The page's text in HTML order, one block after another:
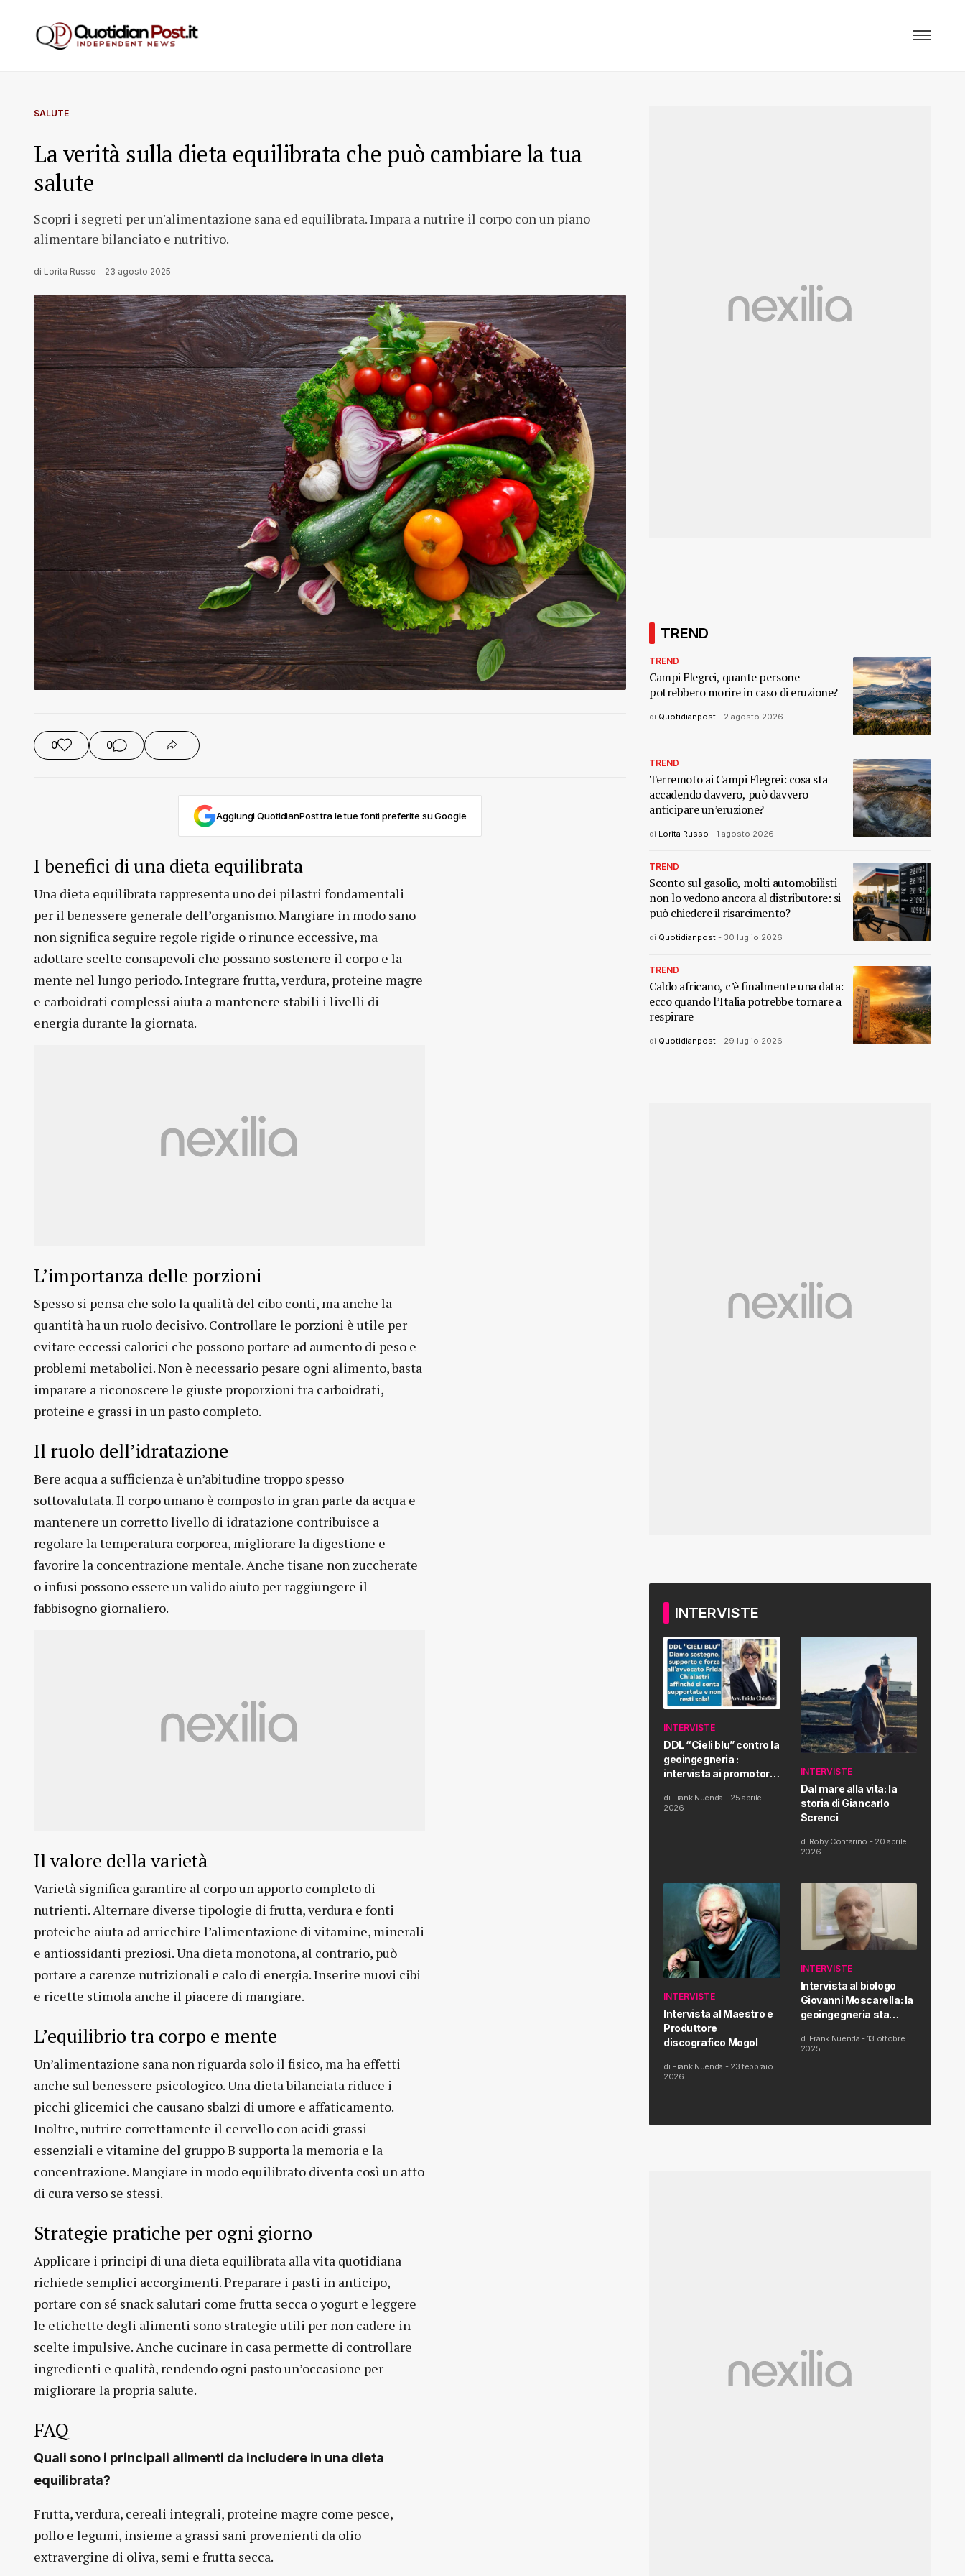
SALUTE
La verità sulla dieta equilibrata che può cambiare la tua
salute
Scopri i segreti per un'alimentazione sana ed equilibrata. Impara a nutrire il corpo con un piano
alimentare bilanciato e nutritivo.
di Lorita Russo - 23 agosto 2025
0 0
Aggiungi QuotidianPost tra le tue fonti preferite su Google
I benefici di una dieta equilibrata
Una dieta equilibrata rappresenta uno dei pilastri fondamentali
per il benessere generale dell’organismo. Mangiare in modo sano
non significa seguire regole rigide o rinunce eccessive, ma
adottare scelte consapevoli che possano sostenere il corpo e la
mente nel lungo periodo. Integrare frutta, verdura, proteine magre
e carboidrati complessi aiuta a mantenere stabili i livelli di
energia durante la giornata.
L’importanza delle porzioni
Spesso si pensa che solo la qualità del cibo conti, ma anche la
quantità ha un ruolo decisivo. Controllare le porzioni è utile per
evitare eccessi calorici che possono portare ad aumento di peso e
problemi metabolici. Non è necessario pesare ogni alimento, basta
imparare a riconoscere le giuste proporzioni tra carboidrati,
proteine e grassi in un pasto completo.
Il ruolo dell’idratazione
Bere acqua a sufficienza è un’abitudine troppo spesso
sottovalutata. Il corpo umano è composto in gran parte da acqua e
mantenere un corretto livello di idratazione contribuisce a
regolare la temperatura corporea, migliorare la digestione e
favorire la concentrazione mentale. Anche tisane non zuccherate
o infusi possono essere un valido aiuto per raggiungere il
fabbisogno giornaliero.
Il valore della varietà
Varietà significa garantire al corpo un apporto completo di
nutrienti. Alternare diverse tipologie di frutta, verdura e fonti
proteiche aiuta ad arricchire l’alimentazione di vitamine, minerali
e antiossidanti preziosi. Una dieta monotona, al contrario, può
portare a carenze nutrizionali e calo di energia. Inserire nuovi cibi
e ricette stimola anche il piacere di mangiare.
L’equilibrio tra corpo e mente
Un’alimentazione sana non riguarda solo il fisico, ma ha effetti
anche sul benessere psicologico. Una dieta bilanciata riduce i
picchi glicemici che causano sbalzi di umore e affaticamento.
Inoltre, nutrire correttamente il cervello con acidi grassi
essenziali e vitamine del gruppo B supporta la memoria e la
concentrazione. Mangiare in modo equilibrato diventa così un atto
di cura verso se stessi.
Strategie pratiche per ogni giorno
Applicare i principi di una dieta equilibrata alla vita quotidiana
richiede semplici accorgimenti. Preparare i pasti in anticipo,
portare con sé snack salutari come frutta secca o yogurt e leggere
le etichette degli alimenti sono strategie utili per non cadere in
scelte impulsive. Anche cucinare in casa permette di controllare
ingredienti e qualità, rendendo ogni pasto un’occasione per
migliorare la propria salute.
FAQ
Quali sono i principali alimenti da includere in una dieta
equilibrata?
Frutta, verdura, cereali integrali, proteine magre come pesce,
pollo e legumi, insieme a grassi sani provenienti da olio
extravergine di oliva, semi e frutta secca.
TREND
TREND
Campi Flegrei, quante persone
potrebbero morire in caso di eruzione?
di Quotidianpost - 2 agosto 2026
TREND
Terremoto ai Campi Flegrei: cosa sta
accadendo davvero, può davvero
anticipare un’eruzione?
di Lorita Russo - 1 agosto 2026
TREND
Sconto sul gasolio, molti automobilisti
non lo vedono ancora al distributore: si
può chiedere il risarcimento?
di Quotidianpost - 30 luglio 2026
TREND
Caldo africano, c’è finalmente una data:
ecco quando l’Italia potrebbe tornare a
respirare
di Quotidianpost - 29 luglio 2026
INTERVISTE
INTERVISTE
DDL “Cieli blu” contro la
geoingegneria :
intervista ai promotori
Proposta di Legge
di Frank Nuenda - 25 aprile
2026
INTERVISTE
Dal mare alla vita: la
storia di Giancarlo
Screnci
di Roby Contarino - 20 aprile
2026
INTERVISTE
Intervista al Maestro e
Produttore
discografico Mogol
di Frank Nuenda - 23 febbraio
2026
INTERVISTE
Intervista al biologo
Giovanni Moscarella: la
geoingegneria sta
salute dell’uomo
di Frank Nuenda - 13 ottobre
2025